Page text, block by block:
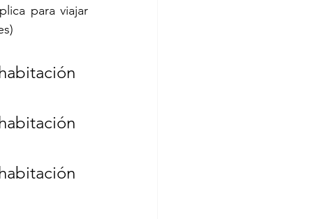
para viajar